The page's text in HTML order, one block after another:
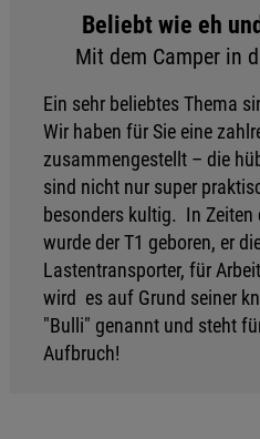
Beliebt wie eh
Mit dem Camper in
Ein sehr beliebtes Thema
Wir haben für Sie eine
zusammengestellt – die
sind nicht nur super
besonders kultig. In
wurde der T1 geboren, er
Lastentransporter, für
wird es auf Grund seiner
"Bulli" genannt und steht
Aufbruch!